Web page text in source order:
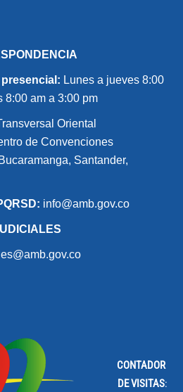
Lunes a jueves 8:00
8:00 am a 3:00 pm
Oriental
de Convenciones
Santander,
info@amb.gov.co
CONTADOR
DE VISITAS: